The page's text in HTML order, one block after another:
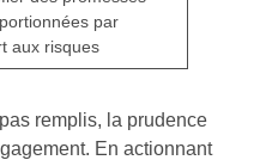
par
aux risques
remplis, la prudence
En actionnant